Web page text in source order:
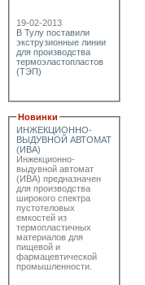
19-02-2013
В Тулу поставили
экструзионные линии
для производства
термоэластопластов
(ТЭП)
Новинки
ИНЖЕКЦИОННО-
ВЫДУВНОЙ АВТОМАТ
(ИВА)
Инжекционно-
выдувной автомат
(ИВА) предназначен
для производства
широкого спектра
пустотеловых
емкостей из
термопластичных
материалов для
пищевой и
фармацевтической
промышленности.